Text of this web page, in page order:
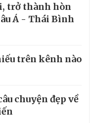
trở thành hòn
Á - Thái Bình
trên kênh nào
chuyện đẹp về